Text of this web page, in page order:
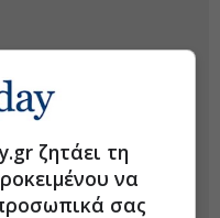
ζητάει τη
να
σας